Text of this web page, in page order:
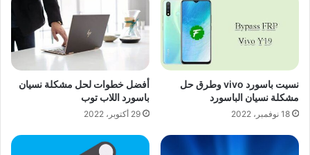
نسيت باسورد vivo وطرق حل
مشكلة نسيان الباسورد
18 نوفمبر، 2022
أفضل خطوات لحل مشكلة نسيان
باسورد اللاب توب
29 أكتوبر، 2022